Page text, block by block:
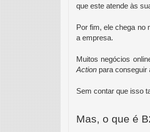
que este atende às
Por fim, ele chega no
a empresa.
Muitos negócios
Action para conseguir
Sem contar que isso
Mas, o que é